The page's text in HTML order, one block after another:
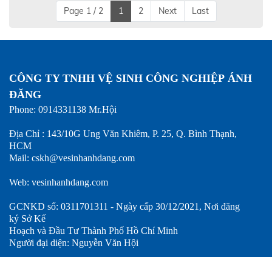
Page 1 / 2
1 2 Next Last
CÔNG TY TNHH VỆ SINH CÔNG NGHIỆP ÁNH
ĐĂNG
Phone: 0914331138 Mr.Hội
Địa Chỉ : 143/10G Ung Văn Khiêm, P. 25, Q. Bình Thạnh,
HCM
Mail: cskh@vesinhanhdang.com
Web: vesinhanhdang.com
GCNKD số: 0311701311 - Ngày cấp 30/12/2021, Nơi đăng
ký Sở Kế
Hoạch và Đầu Tư Thành Phố Hồ Chí Minh
Người đại diện: Nguyễn Văn Hội